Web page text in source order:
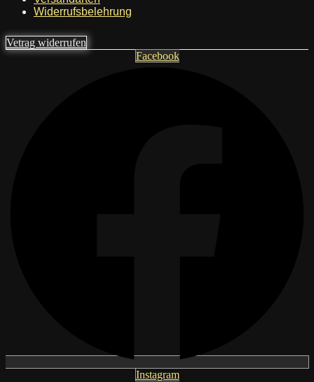
Widerrufsbelehrung
Vetrag widerrufen
Facebook
Instagram